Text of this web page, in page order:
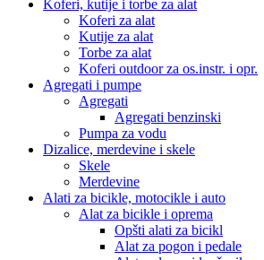
Koferi, kutije i torbe za alat
Koferi za alat
Kutije za alat
Torbe za alat
Koferi outdoor za os.instr. i opr.
Agregati i pumpe
Agregati
Agregati benzinski
Pumpa za vodu
Dizalice, merdevine i skele
Skele
Merdevine
Alati za bicikle, motocikle i auto
Alat za bicikle i oprema
Opšti alati za bicikl
Alat za pogon i pedale